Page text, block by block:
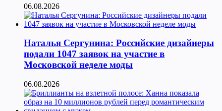
06.08.2026
Наталья Сергунина: Российские дизайнеры
подали 1047 заявок на участие в
Московской неделе моды
06.08.2026